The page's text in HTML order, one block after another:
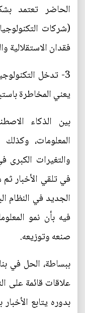
الحاضر تعتمد
(شركات
فقدان الاستقلالية
3- تدخل
يعني المخاطرة
بين الذكاء
المعلومات، وكذلك
والتغيرات الكبرى
في تلقي الأخبار
الجديد في النظام
فيه بأن نمو
صنعه وتوزيعه.
ببساطة، الحل في
علاقات قائمة على
بدوره يتابع